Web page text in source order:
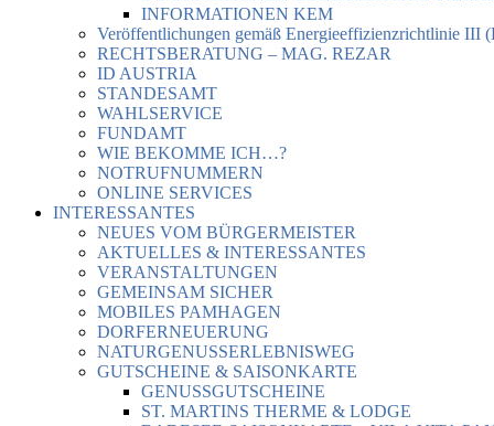
INFORMATIONEN KEM
Veröffentlichungen gemäß Energieeffizienzrichtlinie III
RECHTSBERATUNG – MAG. REZAR
ID AUSTRIA
STANDESAMT
WAHLSERVICE
FUNDAMT
WIE BEKOMME ICH…?
NOTRUFNUMMERN
ONLINE SERVICES
INTERESSANTES
NEUES VOM BÜRGERMEISTER
AKTUELLES & INTERESSANTES
VERANSTALTUNGEN
GEMEINSAM SICHER
MOBILES PAMHAGEN
DORFERNEUERUNG
NATURGENUSSERLEBNISWEG
GUTSCHEINE & SAISONKARTE
GENUSSGUTSCHEINE
ST. MARTINS THERME & LODGE